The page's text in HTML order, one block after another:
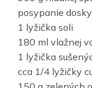
posypanie
1 lyžička soli
180 ml vlažnej
1 lyžička
cca 1/4 lyžičky